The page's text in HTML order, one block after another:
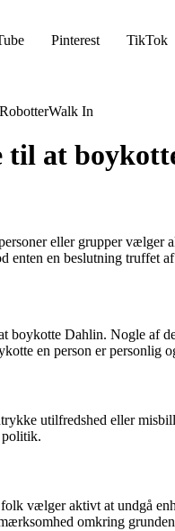
Pinterest TikTok
RobotterWalk In
at
eller grupper
enten en beslutning truffet
Dahlin. Nogle af
en person er personlig
utilfredshed eller
politik.
vælger aktivt at undgå
omkring